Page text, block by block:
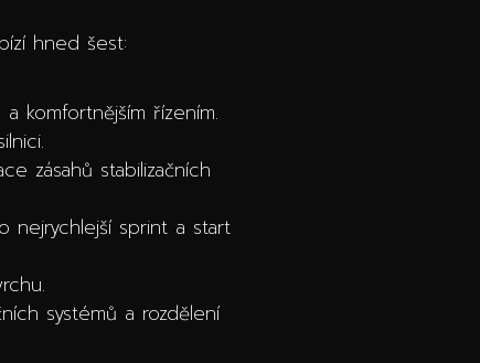
hned šest:
komfortnějším řízením.
zásahů stabilizačních
nejrychlejší sprint a start
systémů a rozdělení